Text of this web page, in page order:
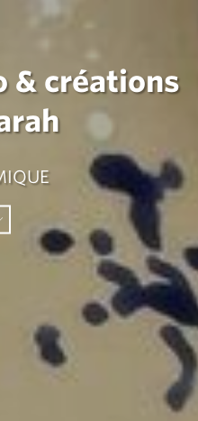
& créations